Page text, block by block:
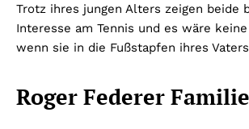
Trotz ihres jungen Alters zeigen beide
Interesse am Tennis und es wäre
wenn sie in die Fußstapfen ihres
Roger Federer Familie